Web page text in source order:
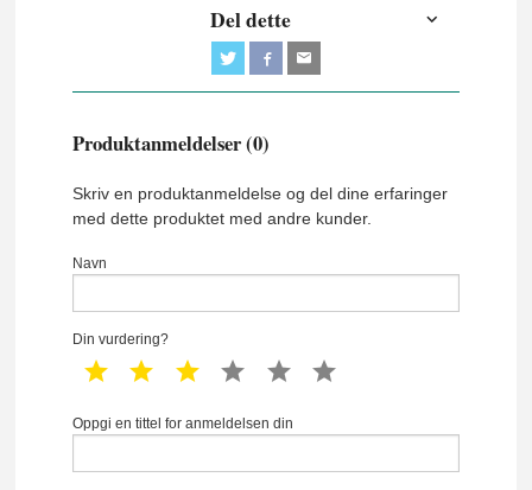
Del dette
Produktanmeldelser (0)
Skriv en produktanmeldelse og del dine erfaringer
med dette produktet med andre kunder.
Navn
Din vurdering?
1 star 2 star 3 star 4 star 5 star
Oppgi en tittel for anmeldelsen din